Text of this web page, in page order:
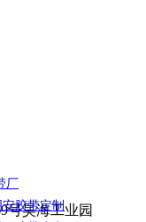
厂
胶带定制
号昊海工业园